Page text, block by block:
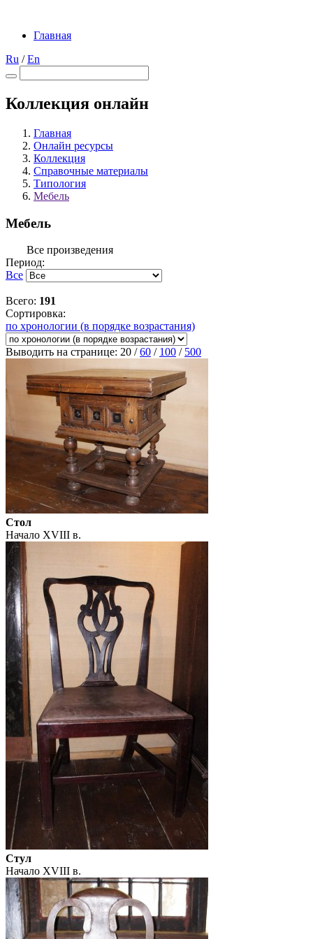
Главная
Ru /En
Коллекция онлайн
Главная
Онлайн ресурсы
Коллекция
Справочные материалы
Типология
Мебель
Мебель
Все произведения
Период:
Все
Всего: 191
Сортировка:
по хронологии (в порядке возрастания)
Выводить на странице: 20 /60 / 100 / 500
Стол
Начало XVIII в.
Стул
Начало XVIII в.